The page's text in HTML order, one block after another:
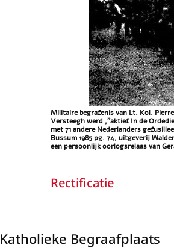
Militaire begrafenis van Lt. Kol.
Versteegh werd ,"aktief In de
met 71 andere Nederlanders
Bussum 1985 pg. 74, uitgeverij
een persoonlijk oorlogsrelaas van
Rectificatie
Katholieke Begraafplaats